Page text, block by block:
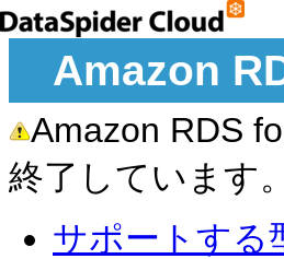
Amazon
Amazon RDS
終了しています。
サポートする